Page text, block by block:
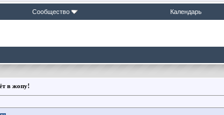
Сообщество Календарь
в жопу!